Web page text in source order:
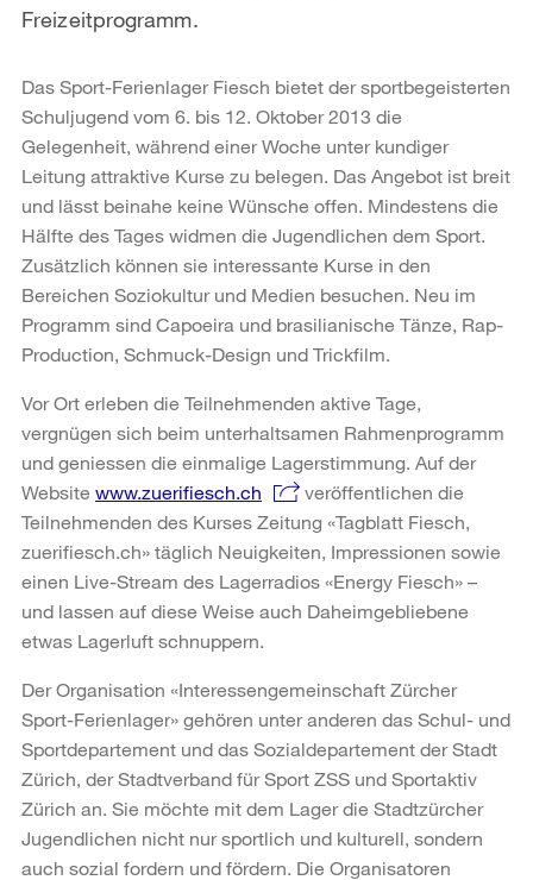
Freizeitprogramm.
Das Sport-Ferienlager Fiesch bietet der sportbegeisterten
Schuljugend vom 6. bis 12. Oktober 2013 die
Gelegenheit, während einer Woche unter kundiger
Leitung attraktive Kurse zu belegen. Das Angebot ist breit
und lässt beinahe keine Wünsche offen. Mindestens die
Hälfte des Tages widmen die Jugendlichen dem Sport.
Zusätzlich können sie interessante Kurse in den
Bereichen Soziokultur und Medien besuchen. Neu im
Programm sind Capoeira und brasilianische Tänze, Rap-
Production, Schmuck-Design und Trickfilm.
Vor Ort erleben die Teilnehmenden aktive Tage,
vergnügen sich beim unterhaltsamen Rahmenprogramm
und geniessen die einmalige Lagerstimmung. Auf der
Website www.zuerifiesch.ch
veröffentlichen die
Teilnehmenden des Kurses Zeitung «Tagblatt Fiesch,
zuerifiesch.ch» täglich Neuigkeiten, Impressionen sowie
einen Live-Stream des Lagerradios «Energy Fiesch» –
und lassen auf diese Weise auch Daheimgebliebene
etwas Lagerluft schnuppern.
Der Organisation «Interessengemeinschaft Zürcher
Sport-Ferienlager» gehören unter anderen das Schul- und
Sportdepartement und das Sozialdepartement der Stadt
Zürich, der Stadtverband für Sport ZSS und Sportaktiv
Zürich an. Sie möchte mit dem Lager die Stadtzürcher
Jugendlichen nicht nur sportlich und kulturell, sondern
auch sozial fordern und fördern. Die Organisatoren